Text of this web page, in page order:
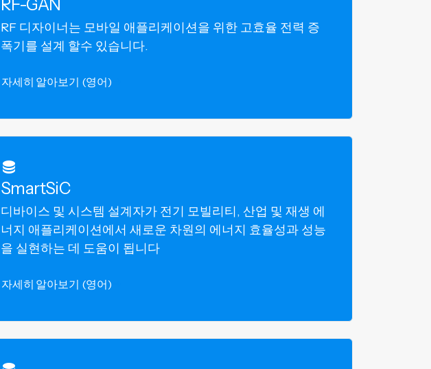
RF-GAN
RF 디자이너는 모바일 애플리케이션을 위한 고효율 전력 증
폭기를 설계 할수 있습니다.
자세히 알아보기 (영어)
SmartSiC
디바이스 및 시스템 설계자가 전기 모빌리티, 산업 및 재생 에
너지 애플리케이션에서 새로운 차원의 에너지 효율성과 성능
을 실현하는 데 도움이 됩니다
자세히 알아보기 (영어)